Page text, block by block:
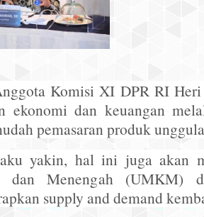
Komisi XI DPR RI Heri
ekonomi dan keuangan
pemasaran produk
yakin, hal ini juga akan
Menengah (UMKM)
supply and demand